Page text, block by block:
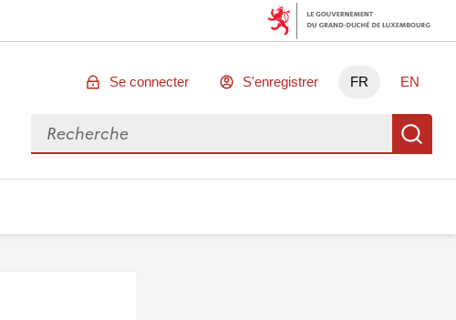
Se connecter S'enregistrer FR EN
Rechercher des données